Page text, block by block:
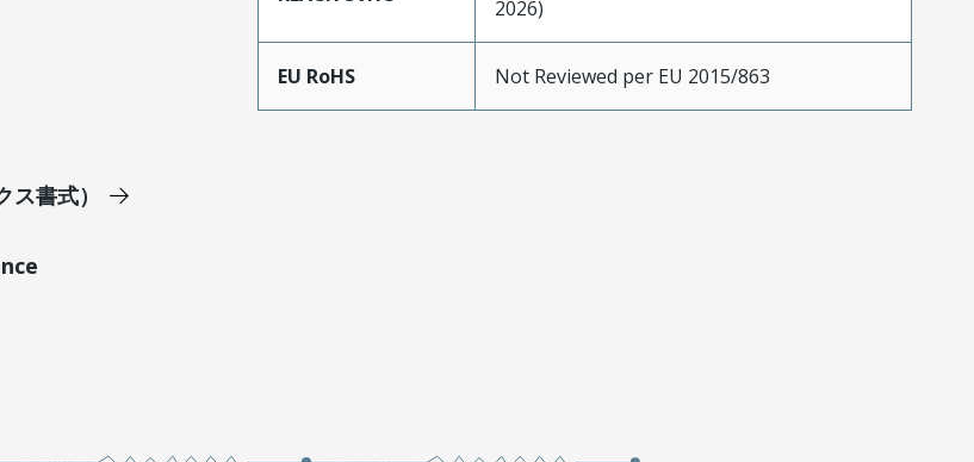
書式）
2026)
EU RoHS Not Reviewed per EU 2015/863